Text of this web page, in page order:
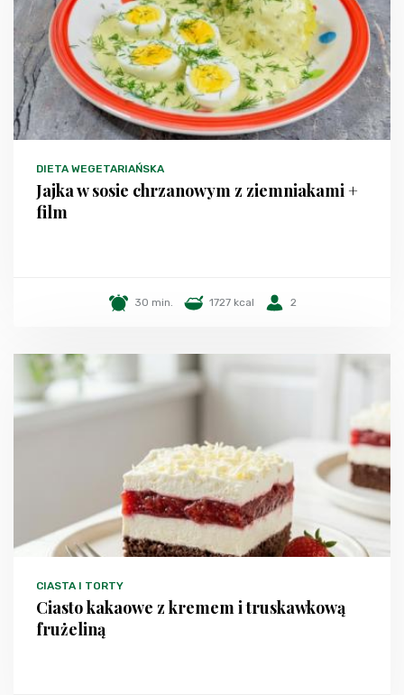
DIETA WEGETARIAŃSKA
Jajka w sosie chrzanowym z ziemniakami +
film
30 min. 1727 kcal 2
CIASTA I TORTY
Ciasto kakaowe z kremem i truskawkową
frużeliną